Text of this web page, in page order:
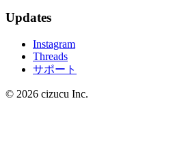
Updates
Instagram
Threads
サポート
© 2026 cizucu Inc.